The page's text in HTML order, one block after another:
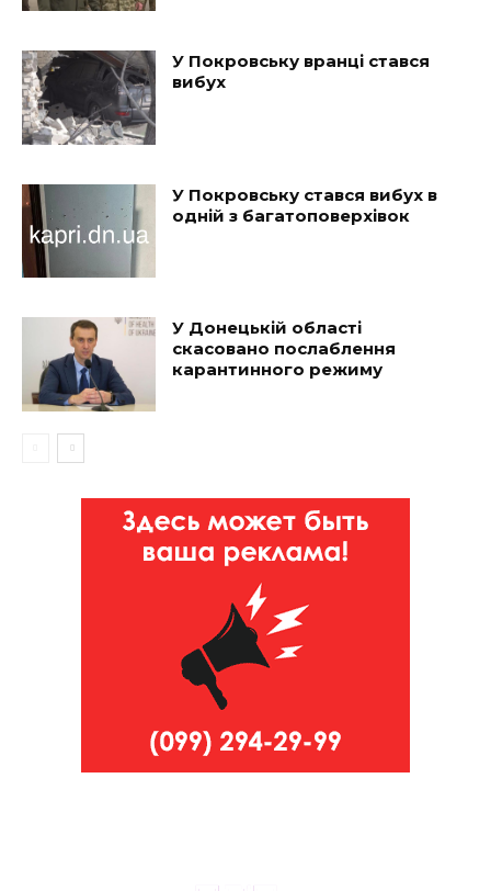
У Покровську вранці стався
вибух
У Покровську стався вибух в
одній з багатоповерхівок
У Донецькій області
скасовано послаблення
карантинного режиму